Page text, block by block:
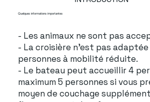
Quelques informations importantes
- Les animaux ne sont pas
- La croisière n'est pas adaptée
personnes à mobilité réduite.
- Le bateau peut accueillir 4
maximum 5 personnes si vous
moyen de couchage